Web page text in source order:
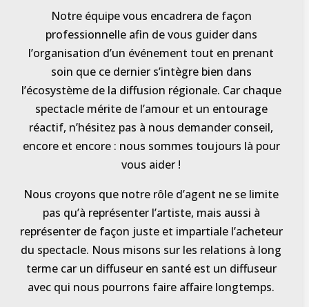
Notre équipe vous encadrera de façon
professionnelle afin de vous guider dans
l’organisation d’un événement tout en prenant
soin que ce dernier s’intègre bien dans
l’écosystème de la diffusion régionale. Car chaque
spectacle mérite de l’amour et un entourage
réactif, n’hésitez pas à nous demander conseil,
encore et encore : nous sommes toujours là pour
vous aider !
Nous croyons que notre rôle d’agent ne se limite
pas qu’à représenter l’artiste, mais aussi à
représenter de façon juste et impartiale l’acheteur
du spectacle. Nous misons sur les relations à long
terme car un diffuseur en santé est un diffuseur
avec qui nous pourrons faire affaire longtemps.